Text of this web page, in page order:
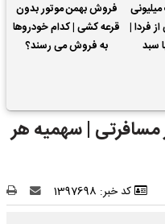
فردا |
سبد
فروش بهمن موتور بدون
قرعه کشی | کدام خودروها
به فروش می رسند؟
مسافرتی | سهمیه هر
کد خبر: 1397698